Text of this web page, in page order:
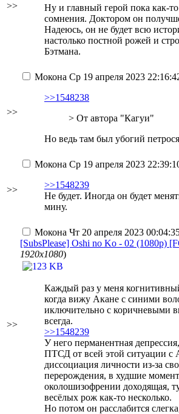
>>
Ну и главный герой пока как-
сомнения. Доктором он
Надеюсь, он не будет всю
настолько постной рожей и
Бэтмана.
>>
Мокона Ср 19 апреля 2023
>>1548238
> От автора "Кагуи"
Но ведь там был убогий
>>
Мокона Ср 19 апреля 2023
>>1548239
Не будет. Иногда он будет
мину.
>>
Мокона Чт 20 апреля 2023
[SubsPlease] Oshi no Ko - 02 (1080p)
1920x1080)
Каждый раз у меня
когда вижу Акане с синими
иключительно с коричневыми
всегда.
>>1548239
У него перманентная
ПТСД от всей этой ситуации с
диссоциация личности из-за
перерождения, в худшие
околошизофрении доходящая,
весёлых рож как-то несколько.
Но потом он расслабится